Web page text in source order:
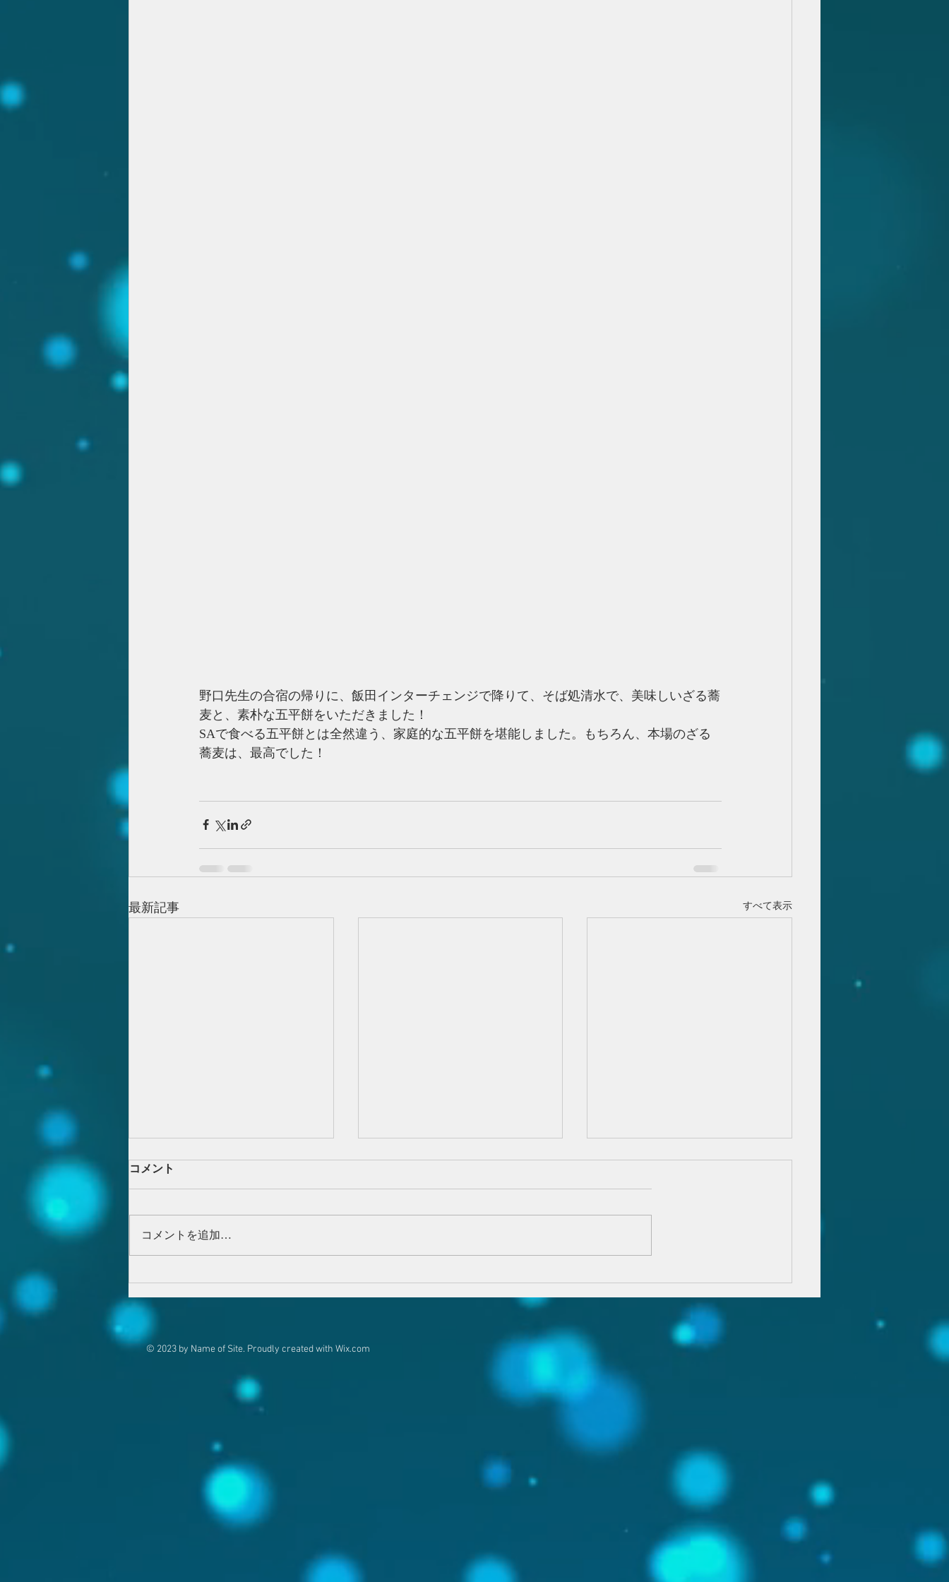
野口先生の合宿の帰りに、飯田インターチェンジで降りて、そば処清水で、美味しいざる蕎
麦と、素朴な五平餅をいただきました！
SAで食べる五平餅とは全然違う、家庭的な五平餅を堪能しました。もちろん、本場のざる
蕎麦は、最高でした！
最新記事 すべて表示
祇園PickUp
と淀花火大会
コメント
コメントを追加…
© 2023 by Name of Site. Proudly created with Wix.com